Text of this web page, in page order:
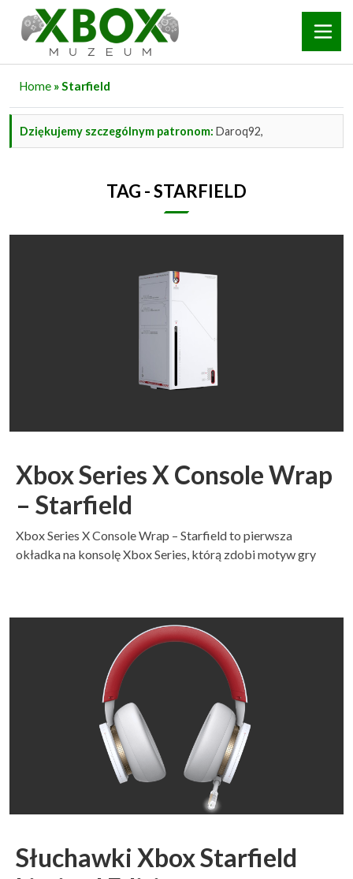
Home » Starfield
Dziękujemy szczególnym patronom: Daroq92,
TAG - STARFIELD
Xbox Series X Console Wrap
– Starfield
Xbox Series X Console Wrap – Starfield to pierwsza
okładka na konsolę Xbox Series, którą zdobi motyw gry
Słuchawki Xbox Starfield